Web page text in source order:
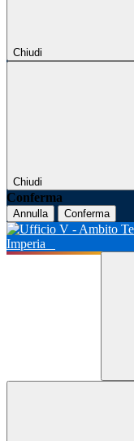
Chiudi
Chiudi
Conferma
Annulla Conferma
Imperia